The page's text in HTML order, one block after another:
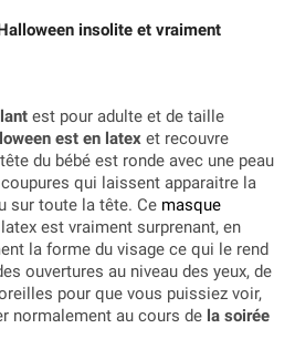
insolite et vraiment
est pour adulte et de taille
est en latex et recouvre
du bébé est ronde avec une peau
qui laissent apparaitre la
sur toute la tête. Ce masque
est vraiment surprenant, en
la forme du visage ce qui le rend
ouvertures au niveau des yeux, de
pour que vous puissiez voir,
normalement au cours de la soirée